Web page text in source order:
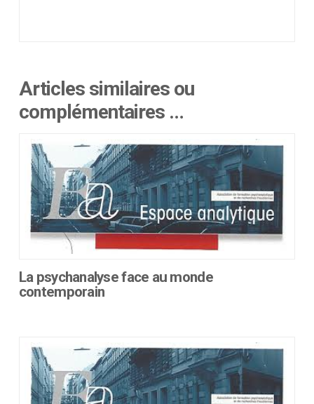
Articles similaires ou
complémentaires …
La psychanalyse face au monde
contemporain
plusieurs
variations.
Les